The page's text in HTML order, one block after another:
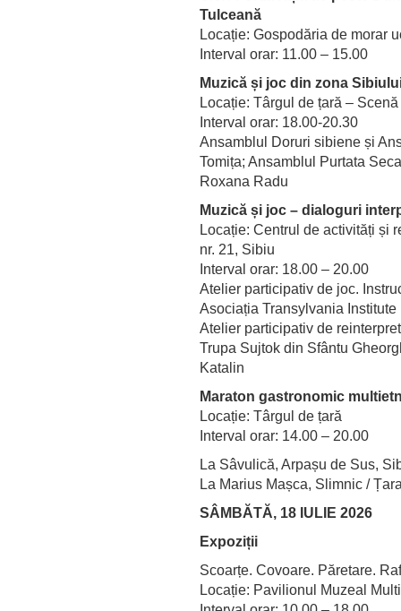
Tulceană
Locație: Gospodăria de morar
Interval orar: 11.00 – 15.00
Muzică și joc din zona
Locație: Târgul de țară – Scenă
Interval orar: 18.00-20.30
Ansamblul Doruri sibiene și
Tomița; Ansamblul Purtata
Roxana Radu
Muzică și joc – dialoguri
Locație: Centrul de activități și
nr. 21, Sibiu
Interval orar: 18.00 – 20.00
Atelier participativ de joc.
Asociația Transylvania Institute
Atelier participativ de
Trupa Sujtok din Sfântu
Katalin
Maraton gastronomic
Locație: Târgul de țară
Interval orar: 14.00 – 20.00
La Sâvulică, Arpașu de Sus,
La Marius Mașca, Slimnic /
SÂMBĂTĂ, 18 IULIE 2026
Expoziții
Scoarțe. Covoare. Păretare.
Locație: Pavilionul Muzeal